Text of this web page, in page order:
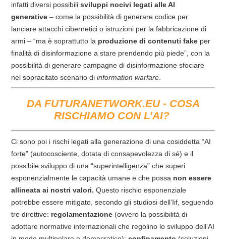
infatti diversi possibili sviluppi nocivi legati alle AI
generative – come la possibilità di generare codice per
lanciare attacchi cibernetici o istruzioni per la fabbricazione di
armi – “ma è soprattutto la produzione di contenuti fake per
finalità di disinformazione a stare prendendo più piede”, con la
possibilità di generare campagne di disinformazione sfociare
nel sopracitato scenario di information warfare.
DA FUTURANETWORK.EU - COSA
RISCHIAMO CON L’AI?
Ci sono poi i rischi legati alla generazione di una cosiddetta “AI
forte” (autocosciente, dotata di consapevolezza di sé) e il
possibile sviluppo di una “superintelligenza” che superi
esponenzialmente le capacità umane e che possa non essere
allineata ai nostri valori. Questo rischio esponenziale
potrebbe essere mitigato, secondo gli studiosi dell’Iif, seguendo
tre direttive: regolamentazione (ovvero la possibilità di
adottare normative internazionali che regolino lo sviluppo dell’AI